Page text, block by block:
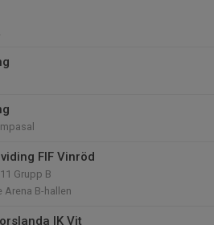
FIF Vinröd
Grupp B
Arena B-hallen
IK Vit